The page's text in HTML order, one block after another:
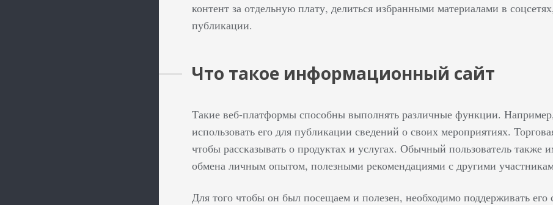
контент за отдельную плату, делиться избранными материалами в
публикации.
Что такое информационный сайт
Такие веб-платформы способны выполнять различные функции.
использовать его для публикации сведений о своих мероприятиях.
чтобы рассказывать о продуктах и услугах. Обычный пользователь также
обмена личным опытом, полезными рекомендациями с другими
Для того чтобы он был посещаем и полезен, необходимо поддерживать его